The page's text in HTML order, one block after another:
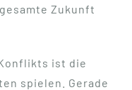
Zukunft
ist die
spielen. Gerade